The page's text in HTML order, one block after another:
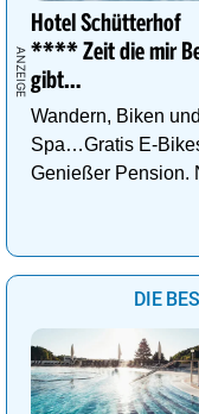
Hotel Schütterhof
**** Zeit die mir
gibt…
Wandern, Biken und
Spa…Gratis E-
Genießer Pension.
DIE